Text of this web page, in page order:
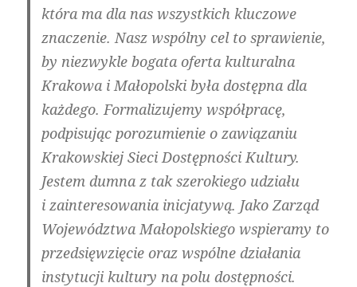
która ma dla nas wszystkich kluczowe
znaczenie. Nasz wspólny cel to sprawienie,
by niezwykle bogata oferta kulturalna
Krakowa i Małopolski była dostępna dla
każdego. Formalizujemy współpracę,
podpisując porozumienie o zawiązaniu
Krakowskiej Sieci Dostępności Kultury.
Jestem dumna z tak szerokiego udziału
i zainteresowania inicjatywą. Jako Zarząd
Województwa Małopolskiego wspieramy to
przedsięwzięcie oraz wspólne działania
instytucji kultury na polu dostępności.